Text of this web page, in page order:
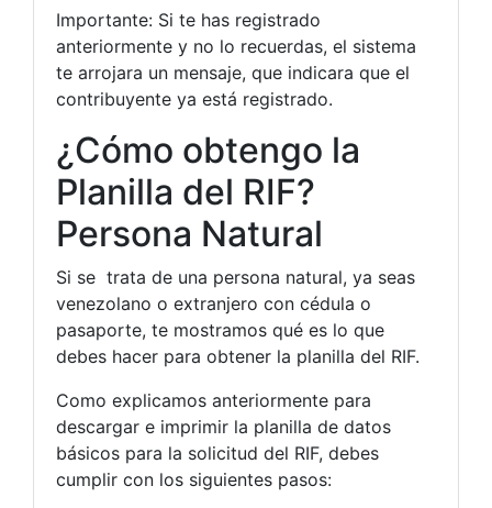
Importante: Si te has registrado
anteriormente y no lo recuerdas, el sistema
te arrojara un mensaje, que indicara que el
contribuyente ya está registrado.
¿Cómo obtengo la
Planilla del RIF?
Persona Natural
Si se trata de una persona natural, ya seas
venezolano o extranjero con cédula o
pasaporte, te mostramos qué es lo que
debes hacer para obtener la planilla del RIF.
Como explicamos anteriormente para
descargar e imprimir la planilla de datos
básicos para la solicitud del RIF, debes
cumplir con los siguientes pasos: